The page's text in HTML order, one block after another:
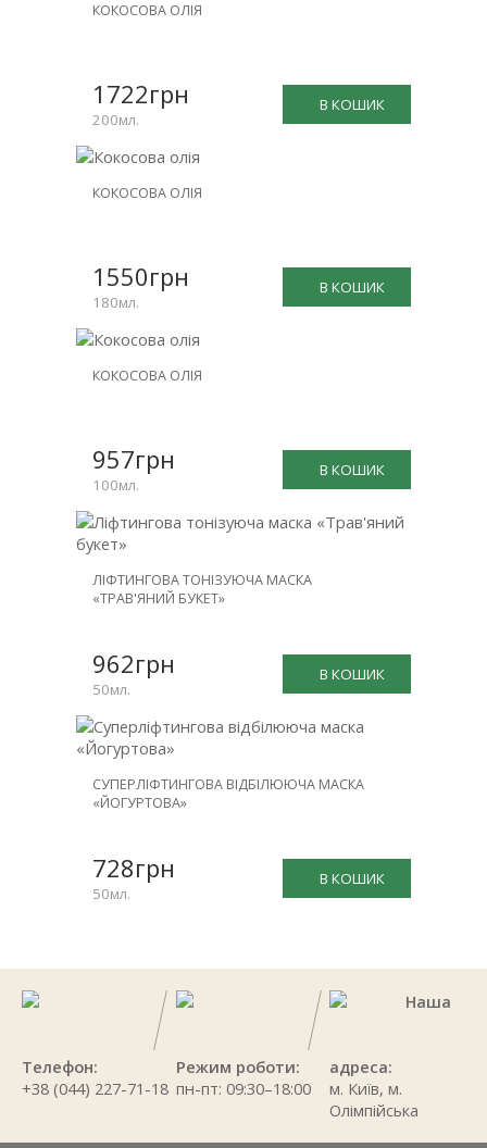
КОКОСОВА ОЛІЯ
В КОШИК
1722грн
200мл.
КОКОСОВА ОЛІЯ
В КОШИК
1550грн
180мл.
КОКОСОВА ОЛІЯ
В КОШИК
957грн
100мл.
ЛІФТИНГОВА ТОНІЗУЮЧА МАСКА
«ТРАВ'ЯНИЙ БУКЕТ»
В КОШИК
962грн
50мл.
СУПЕРЛІФТИНГОВА ВІДБІЛЮЮЧА МАСКА
«ЙОГУРТОВА»
В КОШИК
728грн
50мл.
Телефон:
+38 (044) 227-71-18
Режим роботи:
пн-пт: 09:30–18:00
Наша
адреса:
м. Київ, м.
Олімпійська